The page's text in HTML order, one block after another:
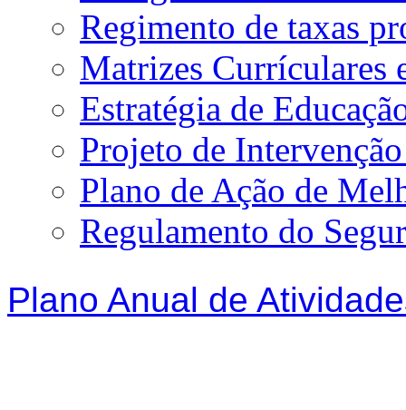
Regimento de taxas
Matrizes Currículares
Estratégia de
Projeto de
Plano de Ação de
Regulamento do
Plano Anual de